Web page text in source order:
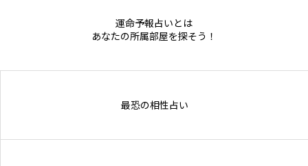
運命予報占いとは
あなたの所属部屋を探そう！
最恐の相性占い